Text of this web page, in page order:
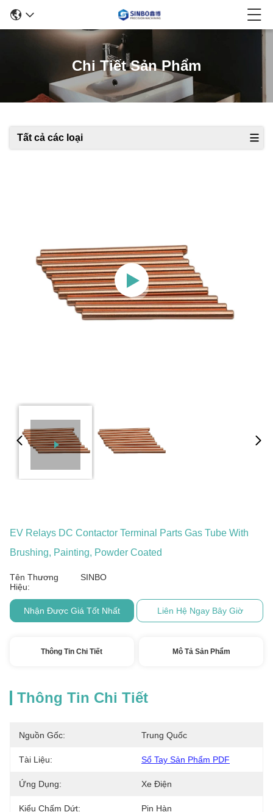
Chi Tiết Sản Phẩm
Tất cả các loại
EV Relays DC Contactor Terminal Parts Gas Tube With
Brushing, Painting, Powder Coated
Tên Thương
Hiệu:
SINBO
Nhận Được Giá Tốt Nhất Liên Hệ Ngay Bây Giờ
Thông Tin Chi Tiết Mô Tả Sản Phẩm
Thông Tin Chi Tiết
Nguồn Gốc: Trung Quốc
Tài Liệu: Sổ Tay Sản Phẩm PDF
Ứng Dụng: Xe Điện
Kiểu Chấm Dứt: Pin Hàn